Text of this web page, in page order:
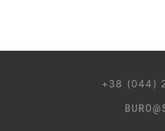
+38 (044)